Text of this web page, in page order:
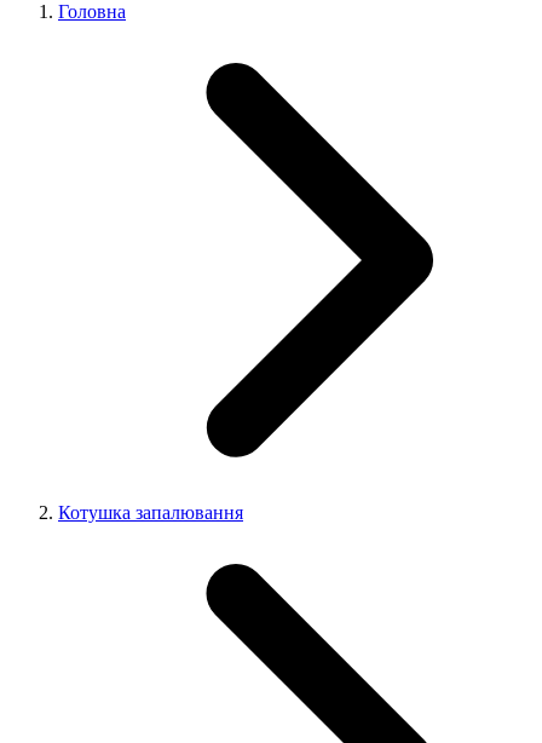
Головна
Котушка запалювання